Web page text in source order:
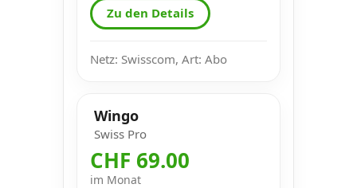
Zu den Details
Netz: Swisscom, Art: Abo
Wingo
Swiss Pro
CHF 69.00
im Monat